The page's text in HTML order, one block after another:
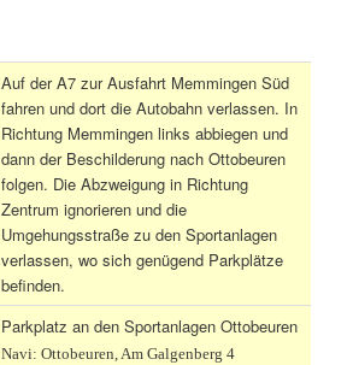
Auf der A7 zur Ausfahrt Memmingen Süd
fahren und dort die Autobahn verlassen. In
Richtung Memmingen links abbiegen und
dann der Beschilderung nach Ottobeuren
folgen. Die Abzweigung in Richtung
Zentrum ignorieren und die
Umgehungsstraße zu den Sportanlagen
verlassen, wo sich genügend Parkplätze
befinden.
Parkplatz an den Sportanlagen Ottobeuren
Navi: Ottobeuren, Am Galgenberg 4